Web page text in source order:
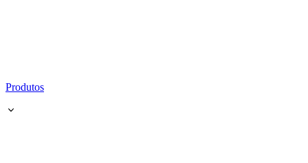
Produtos